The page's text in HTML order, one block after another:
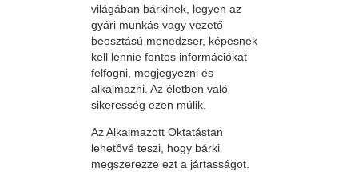
világában bárkinek, legyen az
gyári munkás vagy vezető
beosztású menedzser, képesnek
kell lennie fontos információkat
felfogni, megjegyezni és
alkalmazni. Az életben való
sikeresség ezen múlik.
Az Alkalmazott Oktatástan
lehetővé teszi, hogy bárki
megszerezze ezt a jártasságot.